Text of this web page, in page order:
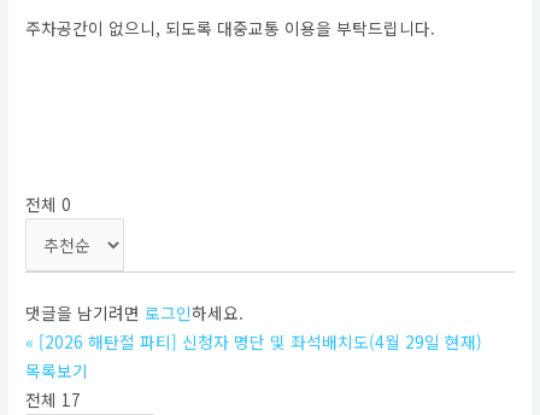
주차공간이 없으니, 되도록 대중교통 이용을 부탁드립니다.
전체0
댓글을 남기려면 로그인하세요.
« [2026 해탄절 파티] 신청자 명단 및 좌석배치도(4월 29일 현재)
목록보기
전체 17